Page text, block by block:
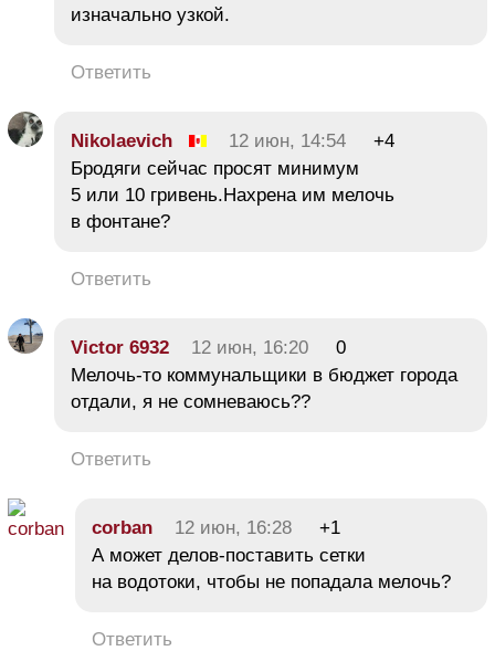
изначально узкой.
Ответить
Nikolaevich 12 июн, 14:54
+4
Бродяги сейчас просят минимум
5 или 10 гривень.Нахрена им мелочь
в фонтане?
Ответить
Victor 6932 12 июн, 16:20
0
Мелочь-то коммунальщики в бюджет города
отдали, я не сомневаюсь??
Ответить
corban 12 июн, 16:28
+1
А может делов-поставить сетки
на водотоки, чтобы не попадала мелочь?
Ответить